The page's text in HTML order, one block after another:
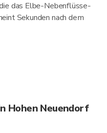
das Elbe-Nebenflüsse-
Sekunden nach dem
Hohen Neuendorf